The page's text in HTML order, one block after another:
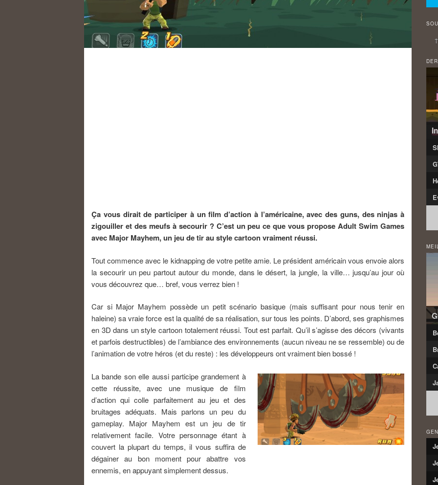
Ça vous dirait de participer à un film d’action à l’américaine, avec des guns, des ninjas à
zigouiller et des meufs à secourir ? C’est un peu ce que vous propose Adult Swim Games
avec Major Mayhem, un jeu de tir au style cartoon vraiment réussi.
Tout commence avec le kidnapping de votre petite amie. Le président américain vous envoie alors
la secourir un peu partout autour du monde, dans le désert, la jungle, la ville… jusqu’au jour où
vous découvrez que… bref, vous verrez bien !
Car si Major Mayhem possède un petit scénario basique (mais suffisant pour nous tenir en
haleine) sa vraie force est la qualité de sa réalisation, sur tous les points. D’abord, ses graphismes
en 3D dans un style cartoon totalement réussi. Tout est parfait. Qu’il s’agisse des décors (vivants
et parfois destructibles) de l’ambiance des environnements (aucun niveau ne se ressemble) ou de
l’animation de votre héros (et du reste) : les développeurs ont vraiment bien bossé !
La bande son elle aussi participe grandement à
cette réussite, avec une musique de film
d’action qui colle parfaitement au jeu et des
bruitages adéquats. Mais parlons un peu du
gameplay. Major Mayhem est un jeu de tir
relativement facile. Votre personnage étant à
couvert la plupart du temps, il vous suffira de
dégainer au bon moment pour abattre vos
ennemis, en appuyant simplement dessus.